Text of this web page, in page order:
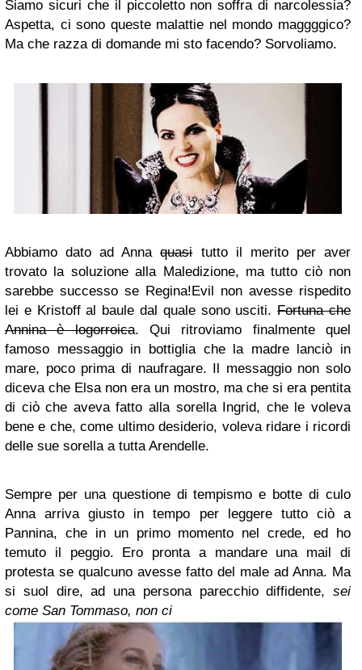
Siamo sicuri che il piccoletto non soffra di narcolessia?
Aspetta, ci sono queste malattie nel mondo maggggico?
Ma che razza di domande mi sto facendo? Sorvoliamo.
Abbiamo dato ad Annaquasitutto il merito per aver
trovato la soluzione alla Maledizione, ma tutto ciò non
sarebbe successo se Regina!Evil non avesse rispedito
lei e Kristoff al baule dal quale sono usciti.Fortuna che
Annina è logorroica. Qui ritroviamo finalmente quel
famoso messaggio in bottiglia che la madre lanciò in
mare, poco prima di naufragare. Il messaggio non solo
diceva che Elsa non era un mostro, ma che si era pentita
di ciò che aveva fatto alla sorella Ingrid, che le voleva
bene e che, come ultimo desiderio, voleva ridare i ricordi
delle sue sorella a tutta Arendelle.
Sempre per una questione di tempismo e botte di culo
Anna arriva giusto in tempo per leggere tutto ciò a
Pannina, che in un primo momento nel crede, ed ho
temuto il peggio. Ero pronta a mandare una mail di
protesta se qualcuno avesse fatto del male ad Anna. Ma
si suol dire, ad una persona parecchio diffidente, sei
come San Tommaso, non ci